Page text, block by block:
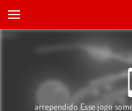
arrependido Esse jogo